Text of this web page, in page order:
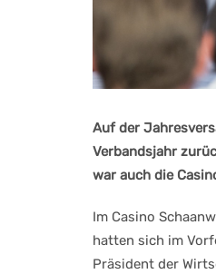
Auf der
Verbandsjahr
war auch die
Im Casino
hatten sich im
Präsident der